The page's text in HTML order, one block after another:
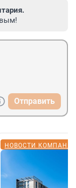
Отправить
НОВОСТИ